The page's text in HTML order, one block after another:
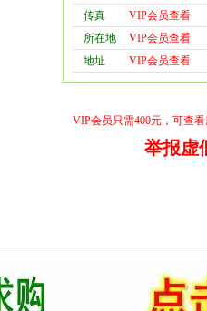
传真
VIP会员查看
所在地
VIP会员查看
地址
VIP会员查看
VIP会员只需400元，可查
举报虚